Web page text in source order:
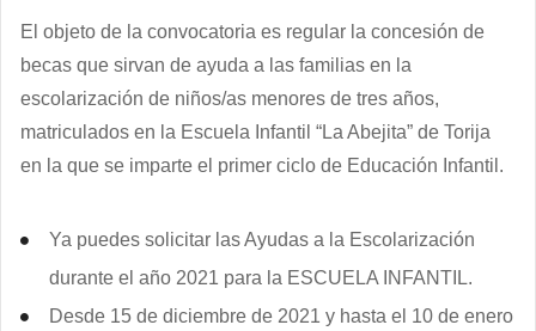
El objeto de la convocatoria es regular la concesión de
becas que sirvan de ayuda a las familias en la
escolarización de niños/as menores de tres años,
matriculados en la Escuela Infantil “La Abejita” de Torija
en la que se imparte el primer ciclo de Educación Infantil.
Ya puedes solicitar las Ayudas a la Escolarización
durante el año 2021 para la ESCUELA INFANTIL.
Desde 15 de diciembre de 2021 y hasta el 10 de enero